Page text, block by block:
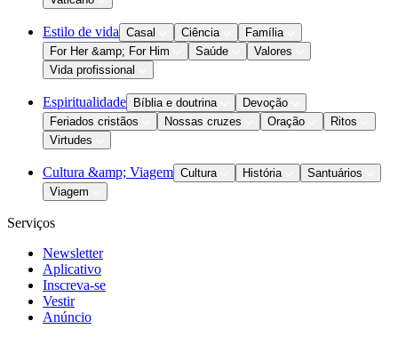
Estilo de vida Casal Ciência
Família
For Her &amp; For Him
Saúde
Valores
Vida profissional
Espiritualidade Bíblia e doutrina
Devoção
Feriados cristãos
Nossas cruzes Oração
Ritos
Virtudes
Cultura &amp; Viagem Cultura História
Santuários
Viagem
Serviços
Newsletter
Aplicativo
Inscreva-se
Vestir
Anúncio